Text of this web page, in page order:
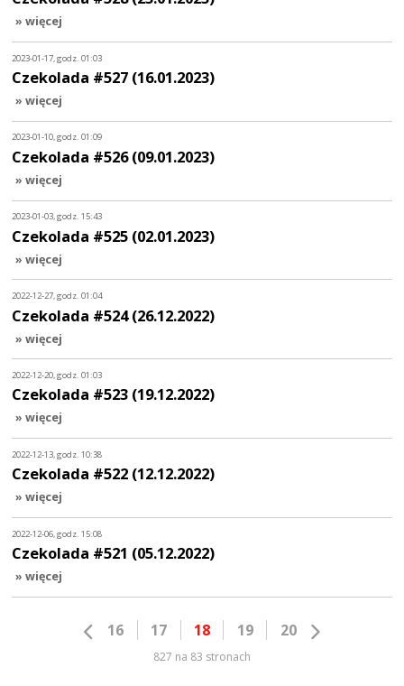
» więcej
2023-01-17, godz. 01:03
Czekolada #527 (16.01.2023)
» więcej
2023-01-10, godz. 01:09
Czekolada #526 (09.01.2023)
» więcej
2023-01-03, godz. 15:43
Czekolada #525 (02.01.2023)
» więcej
2022-12-27, godz. 01:04
Czekolada #524 (26.12.2022)
» więcej
2022-12-20, godz. 01:03
Czekolada #523 (19.12.2022)
» więcej
2022-12-13, godz. 10:38
Czekolada #522 (12.12.2022)
» więcej
2022-12-06, godz. 15:08
Czekolada #521 (05.12.2022)
» więcej
16 17 18 19 20
827 na 83 stronach